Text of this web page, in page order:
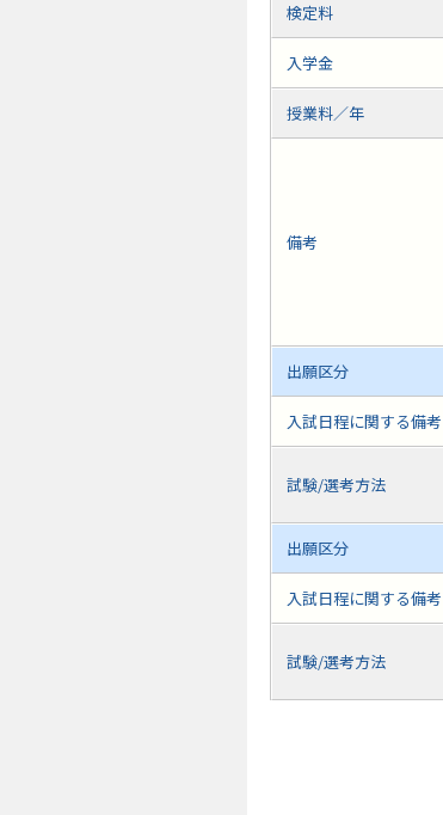
検定料
入学金
授業料／年
備考
出願区分
入試日程に関する備考
試験/選考方法
出願区分
入試日程に関する備考
試験/選考方法